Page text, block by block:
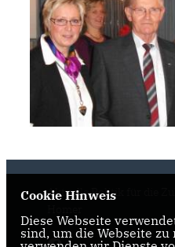
Aktuelle Politik für die
Cookie Hinweis
Diese Webseite
sind, um die Webseite